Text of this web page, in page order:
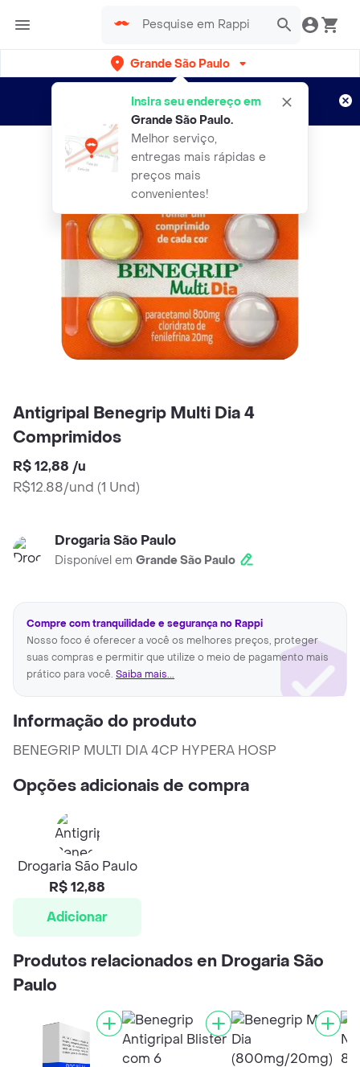
Grande São Paulo
Insira seu endereço em
Grande São Paulo.
Melhor serviço,
entregas mais rápidas e
preços mais
convenientes!
Entregas grátis por 15 dias!
Aplicam T&C
Antigripal Benegrip Multi Dia 4
Comprimidos
R$ 12,88 /u
R$12.88/und (1 Und)
Drogaria São Paulo
Disponível em Grande São Paulo
Compre com tranquilidade e segurança no Rappi
Nosso foco é oferecer a você os melhores preços, proteger
suas compras e permitir que utilize o meio de pagamento mais
prático para você. Saiba mais...
Informação do produto
BENEGRIP MULTI DIA 4CP HYPERA HOSP
Opções adicionais de compra
Drogaria São Paulo
R$ 12,88
Adicionar
Produtos relacionados en Drogaria São
Paulo